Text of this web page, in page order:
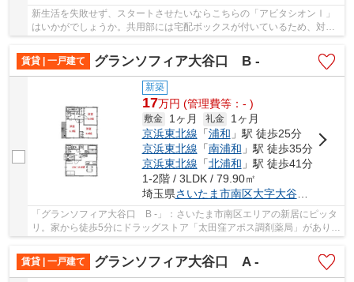
新生活を失敗せず、スタートさせたいならこちらの「アビタシオンⅠ」
はいかがでしょうか。共用部には宅配ボックスが付いているため、対面
で荷物を受け取る必要がありません。セキュリテ...
賃貸 | 一戸建て
グランソフィア大谷口 B -
新築
17万円 (管理費等：- )
敷金 1ヶ月 礼金
1ヶ月
京浜東北線 「浦和 」駅 徒歩25分
京浜東北線 「南浦和 」駅 徒歩35分
京浜東北線 「北浦和 」駅 徒歩41分
1-2階 / 3LDK / 79.90㎡
埼玉県さいたま市南区大字大谷口
「グランソフィア大谷口 B -」：さいたま市南区エリアの新居にピッタ
リ。家から徒歩5分にドラッグストア「太田窪アポス調剤薬局」がありま
賃貸 | 一戸建て
グランソフィア大谷口 A -